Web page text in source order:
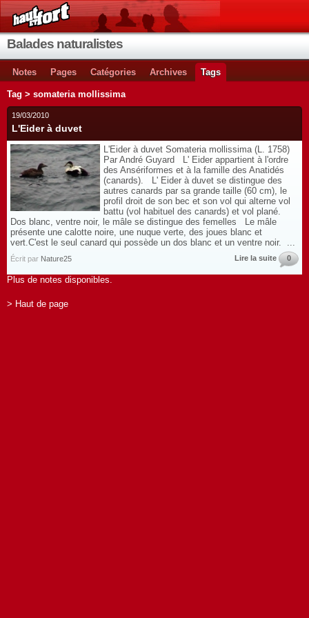
Balades naturalistes
Notes Pages Catégories Archives Tags
Tag > somateria mollissima
19/03/2010
L'Eider à duvet
L'Eider à duvet Somateria mollissima (L. 1758)
Par André Guyard L' Eider appartient à l'ordre
des Ansériformes et à la famille des Anatidés
(canards). L' Eider à duvet se distingue des
autres canards par sa grande taille (60 cm), le
profil droit de son bec et son vol qui alterne vol
battu (vol habituel des canards) et vol plané.
Dos blanc, ventre noir, le mâle se distingue des femelles Le mâle
présente une calotte noire, une nuque verte, des joues blanc et
vert.C'est le seul canard qui possède un dos blanc et un ventre noir. ...
Écrit par Nature25 Lire la suite 0
Plus de notes disponibles.
> Haut de page